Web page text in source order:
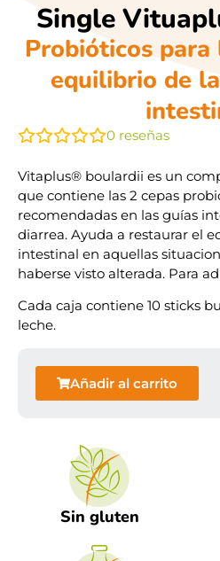
Single
Probióticos
equilibrio de
0 reseñas
Vitaplus® boulardii es un
que contiene las 2 cepas
recomendadas en las guías
diarrea. Ayuda a restaurar el
intestinal en aquellas
haberse visto alterada. Para
Cada caja contiene 10 sticks
leche.
Añadir al carrito
Sin gluten